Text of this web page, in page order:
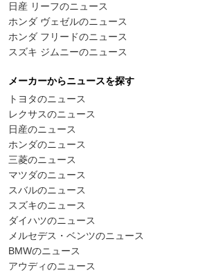
日産 リーフのニュース
ホンダ ヴェゼルのニュース
ホンダ フリードのニュース
スズキ ジムニーのニュース
メーカーからニュースを探す
トヨタのニュース
レクサスのニュース
日産のニュース
ホンダのニュース
三菱のニュース
マツダのニュース
スバルのニュース
スズキのニュース
ダイハツのニュース
メルセデス・ベンツのニュース
BMWのニュース
アウディのニュース